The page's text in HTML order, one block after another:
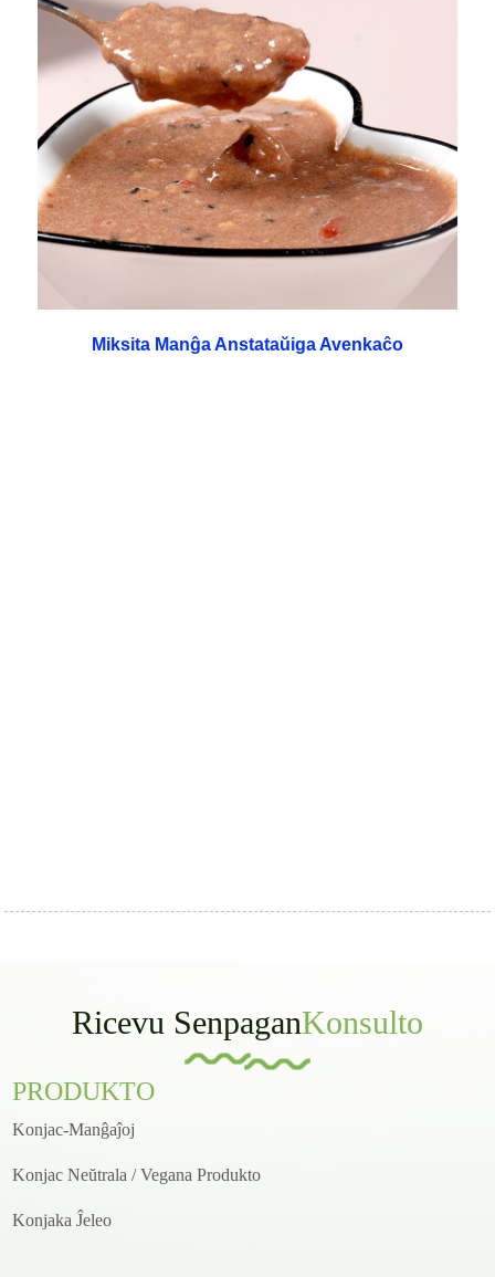
Miksita Manĝa Anstataŭiga Avenkaĉo
Ricevu SenpaganKonsulto
PRODUKTO
Konjac-Manĝaĵoj
Konjac Neŭtrala / Vegana Produkto
Konjaka Ĵeleo